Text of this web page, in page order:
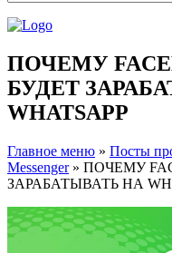
ПОЧЕМУ
БУДЕТ
WHATSAPP
Главное меню » Посты
Messenger» ПОЧЕМУ
ЗАРАБАТЫВАТЬ НА